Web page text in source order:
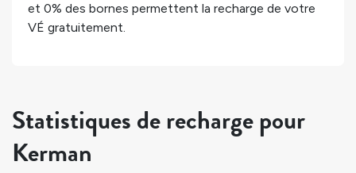
et 0% des bornes permettent la recharge de votre
VÉ gratuitement.
Statistiques de recharge pour
Kerman